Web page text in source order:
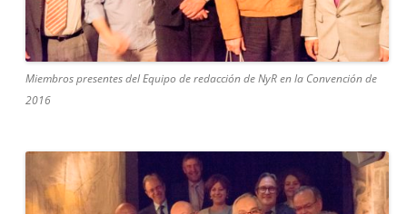
Miembros presentes del Equipo de redacción de NyR en la Convención de
2016